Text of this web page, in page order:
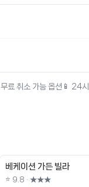
료 취소 가능 옵션 📱 24
베케이션 가든 빌라
⭐ 9.8 · ★★★